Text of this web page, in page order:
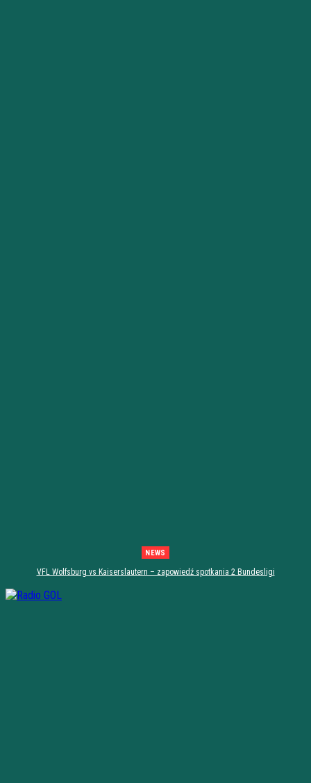
NEWS
VFL Wolfsburg vs Kaiserslautern – zapowiedź spotkania 2 Bundesligi